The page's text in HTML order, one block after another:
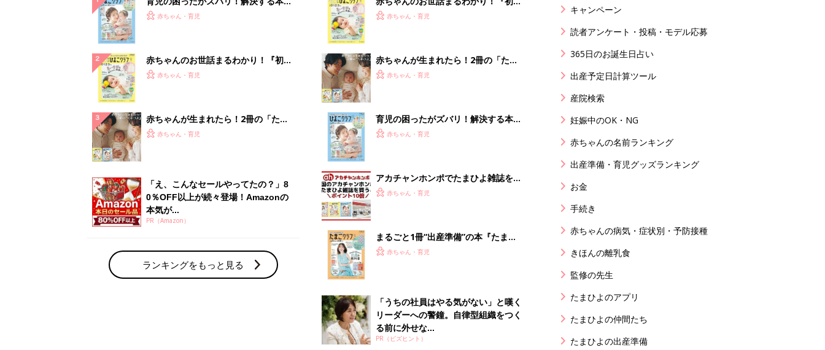
本気が...
PR（Amazon）
ランキングをもっと見る
夫婦で予習する 出産の教科書
リーダーへの警鐘。自律型組織をつく
る前に外せな...
PR（ビズヒント）
赤ちゃん・育児の人気テーマ
育児日記・マンガ
離乳食はいつから？進め方は？「たまひよ きほんの離
授乳の悩みや初めての離乳食作りに役立つ
子育てとお金
キャンペーン
読者アンケート・投稿・モデル応募
365日のお誕生日占い
出産予定日計算ツール
産院検索
妊娠中のOK・NG
赤ちゃんの名前ランキング
出産準備・育児グッズランキング
お金
手続き
赤ちゃんの病気・症状別・予防接種
きほんの離乳食
監修の先生
たまひよのアプリ
たまひよの仲間たち
たまひよの出産準備